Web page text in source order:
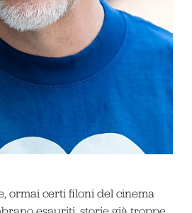
ormai certi filoni del cinema